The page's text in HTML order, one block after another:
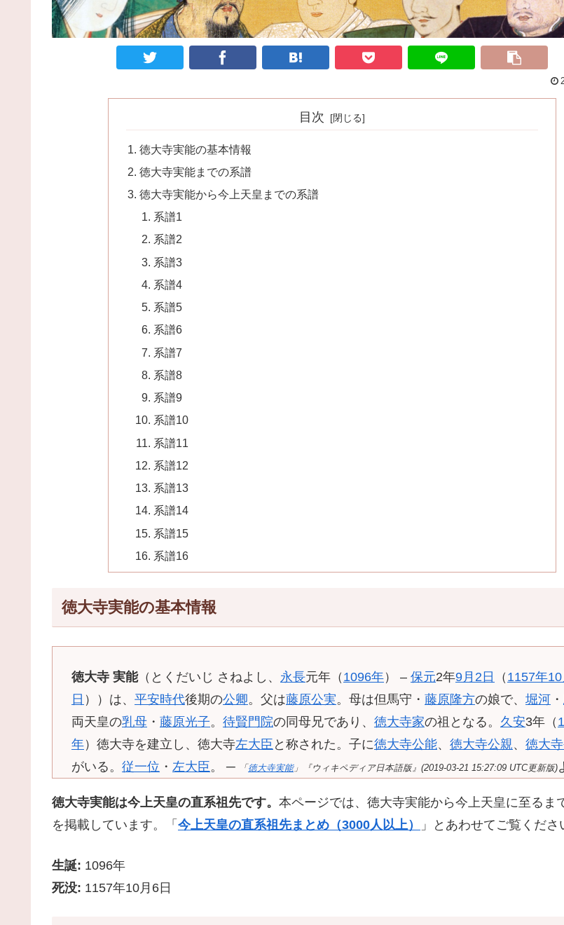
目次
徳大寺実能の基本情報
徳大寺実能までの系譜
徳大寺実能から今上天皇までの系譜
系譜1
系譜2
系譜3
系譜4
系譜5
系譜6
系譜7
系譜8
系譜9
系譜10
系譜11
系譜12
系譜13
系譜14
系譜15
系譜16
徳大寺実能の基本情報
徳大寺 実能（とくだいじ さねよし、 永長元年（ 1096年） – 保元2年9月2日 （ 1157年
日 ））は、 平安時代後期の公卿。父は藤原公実。母は但馬守・ 藤原隆方の娘で、 堀河 ・
両天皇の乳母 ・ 藤原光子。 待賢門院の同母兄であり、 徳大寺家の祖となる。 久安3年（
年）徳大寺を建立し、徳大寺左大臣 と称された。子に徳大寺公能、 徳大寺公親、 徳大
がいる。 従一位 ・ 左大臣。 ─ 「 徳大寺実能」『ウィキペディア日本語版』(2019-03-21 15:27:09 UTC更新版)
徳大寺実能は今上天皇の直系祖先です。 本ページでは、徳大寺実能から今上天皇に至るま
を掲載しています。「 今上天皇の直系祖先まとめ（3000人以上） 」とあわせてご覧くださ
生誕: 1096年
死没: 1157年10月6日